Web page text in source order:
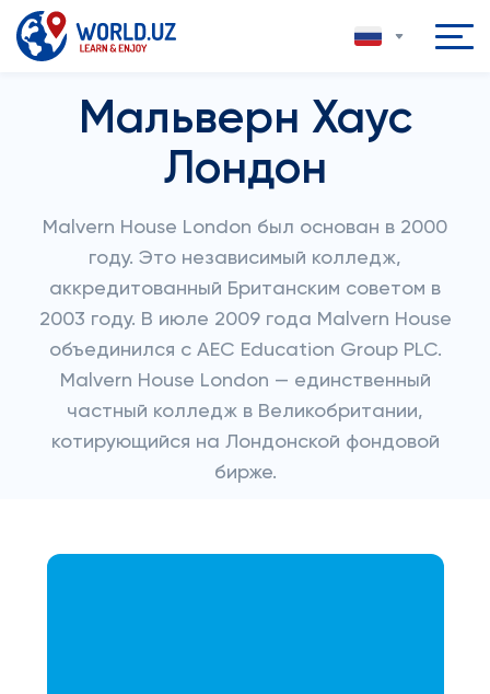
Мальверн Хаус
Лондон
Malvern House London был основан в 2000
году. Это независимый колледж,
аккредитованный Британским советом в
2003 году. В июле 2009 года Malvern House
объединился с AEC Education Group PLC.
Malvern House London — единственный
частный колледж в Великобритании,
котирующийся на Лондонской фондовой
бирже.